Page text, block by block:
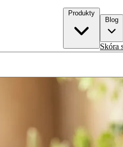
Produkty
Blog
Skóra
7 skutecznych sposobów